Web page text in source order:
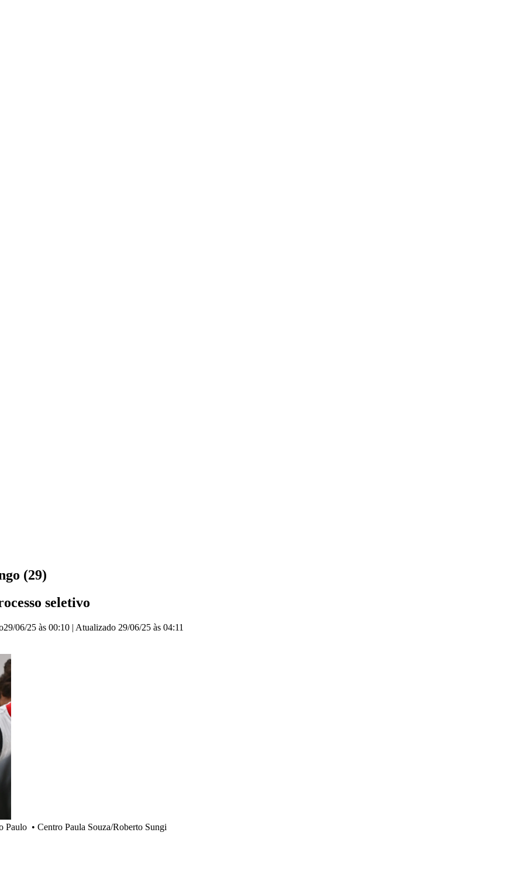
(29)
seletivo
29/06/25 às 00:10 | Atualizado 29/06/25 às 04:11
Paulo • Centro Paula Souza/Roberto Sungi